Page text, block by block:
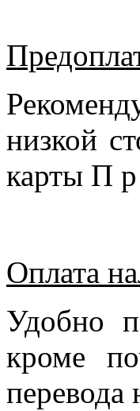
низкой
карты П
Оплата
Удобно
кроме
перевода